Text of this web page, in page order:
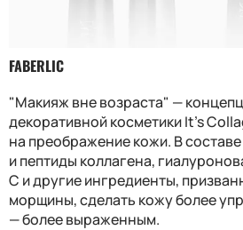
FABERLIC
"Макияж вне возраста" —
декоративной косметики It’s
на преображение кожи. В
и пептиды коллагена,
С и другие ингредиенты,
морщины, сделать кожу более
— более выраженным.